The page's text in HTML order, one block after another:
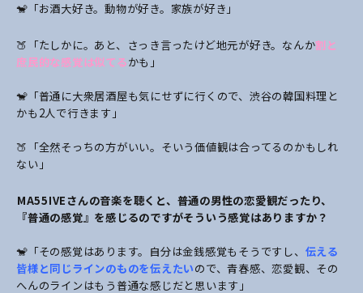
🐒「お酒大好き。動物が好き。家族が好き」
🍑「たしかに。あと、さっき言ったけど地元が好き。なんか割と
庶民的な感覚は似てるかも」
🐒「普通に大衆居酒屋も気にせずに行くので、渋谷の韓国料理と
かも2人で行きます」
🍑「全然そっちの方がいい。そいう価値観は合ってるのかもしれ
ない」
――MA55IVEさんの音楽を聴くと、普通の男性の恋愛観だったり、
『普通の感覚』を感じるのですがそういう感覚はありますか？
🐒「その感覚はあります。自分は金銭感覚もそうですし、 伝える
皆様と同じラインのものを伝えたいので、青春感、恋愛観、その
へんのラインはもう普通な感じだと思います」